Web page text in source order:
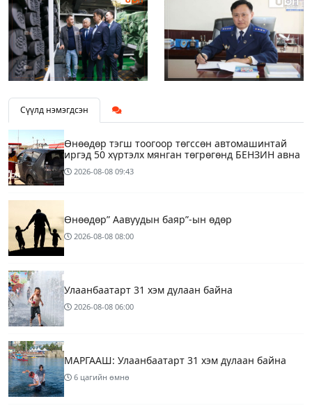
Сүүлд нэмэгдсэн
Өнөөдөр тэгш тоогоор төгссөн автомашинтай
иргэд 50 хүртэлх мянган төгрөгөнд БЕНЗИН авна
2026-08-08 09:43
Өнөөдөр” Аавуудын баяр”-ын өдөр
2026-08-08 08:00
Улаанбаатарт 31 хэм дулаан байна
2026-08-08 06:00
МАРГААШ: Улаанбаатарт 31 хэм дулаан байна
6 цагийн өмнө